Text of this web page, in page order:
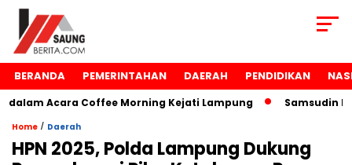
BERANDA PEMERINTAHAN DAERAH PENDIDIKAN
Acara Coffee Morning Kejati Lampung Samsudin
Home / Daerah
HPN 2025, Polda Lampung Dukung